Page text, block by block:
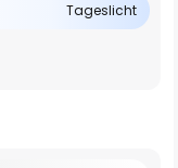
Tageslicht